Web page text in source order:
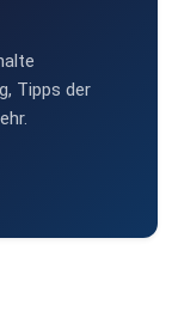
Tipps der